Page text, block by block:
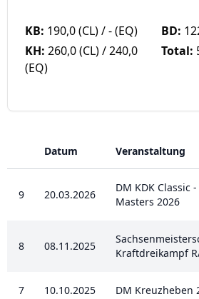
KB: 190,0 (CL) / - (EQ) BD:
KH: 260,0 (CL) / 240,0
(EQ)
Total:
Datum Veranstaltung
9 20.03.2026
DM KDK Classic -
Masters 2026
8 08.11.2025
Kraftdreikampf
7 10.10.2025 DM Kreuzheben